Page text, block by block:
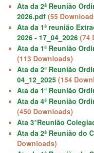
Ata da 2ª Reunião
2026.pdf (55
Ata da 1ª reunião
2026 - 17_04_2026 (74
Ata da 1ª Reunião
(113 Downloads)
Ata da 2ª Reunião
04_12_2025 (154
Ata da 1ª Reunião
Ata da 4ª Reunião
(450 Downloads)
Ata 3°Reunião
Ata da 2ª Reunião do
Downloads)